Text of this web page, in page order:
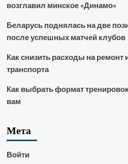
возглавил минское «Динамо»
Беларусь поднялась на две
после успешных матчей клубов
Как снизить расходы на ремонт
транспорта
Как выбрать формат
вам
Мета
Войти